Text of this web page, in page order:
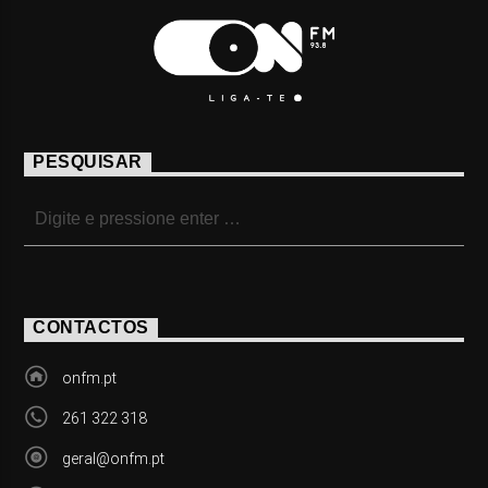
PESQUISAR
CONTACTOS
onfm.pt
261 322 318
geral@onfm.pt